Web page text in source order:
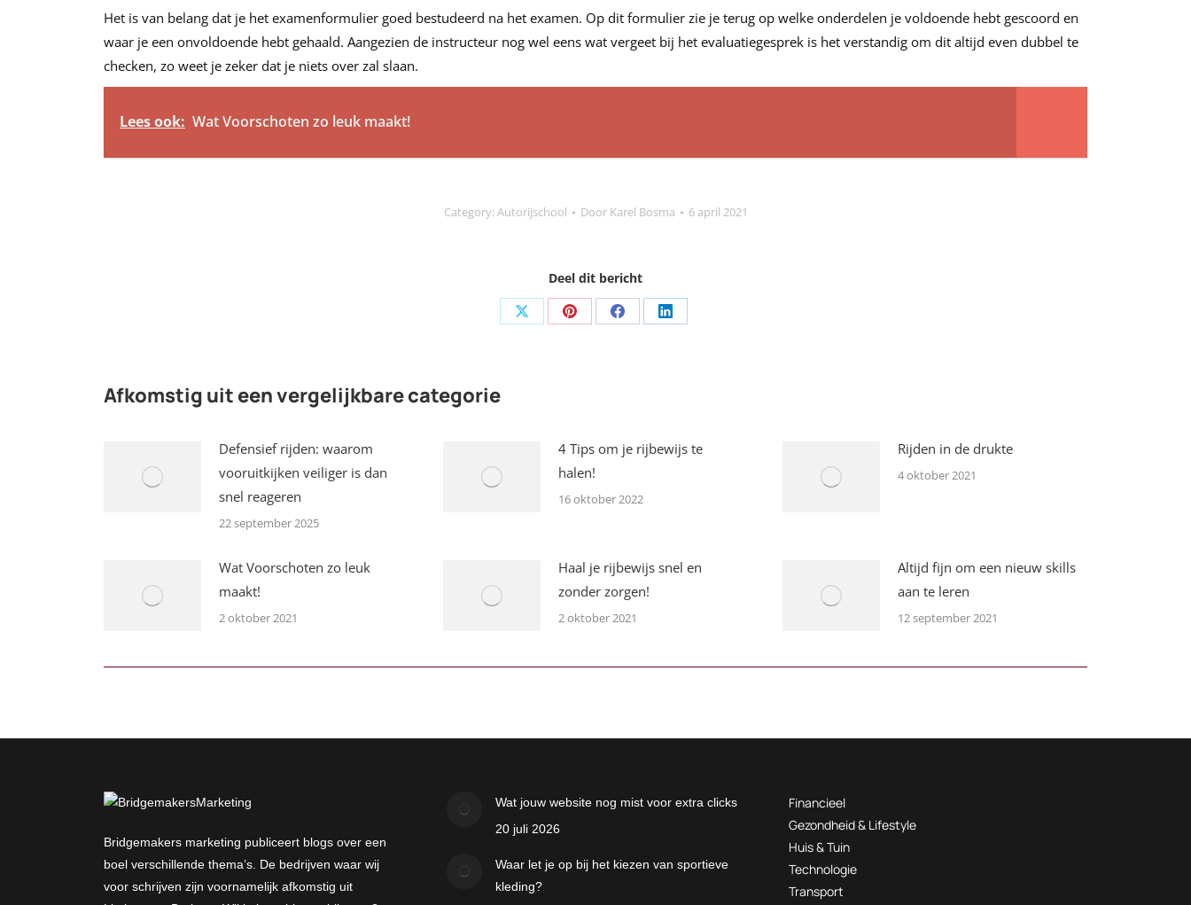
Het is van belang dat je het examenformulier goed bestudeerd na het examen. Op dit formulier zie je terug op welke onderdelen je voldoende hebt gescoord en
waar je een onvoldoende hebt gehaald. Aangezien de instructeur nog wel eens wat vergeet bij het evaluatiegesprek is het verstandig om dit altijd even dubbel te
checken, zo weet je zeker dat je niets over zal slaan.
Lees ook: Wat Voorschoten zo leuk maakt!
Category: Autorijschool Door Karel Bosma 6 april 2021
Deel dit bericht
Share Share Share Share
Afkomstig uit een vergelijkbare categorie
Defensief rijden: waarom
vooruitkijken veiliger is dan
snel reageren
22 september 2025
4 Tips om je rijbewijs te
halen!
16 oktober 2022
Rijden in de drukte
4 oktober 2021
Wat Voorschoten zo leuk
maakt!
2 oktober 2021
Haal je rijbewijs snel en
zonder zorgen!
2 oktober 2021
Altijd fijn om een nieuw skills
aan te leren
12 september 2021
Bridgemakers marketing publiceert blogs over een
boel verschillende thema’s. De bedrijven waar wij
voor schrijven zijn voornamelijk afkomstig uit
Wat jouw website nog mist voor extra clicks
20 juli 2026
Waar let je op bij het kiezen van sportieve
kleding?
Financieel
Gezondheid & Lifestyle
Huis & Tuin
Technologie
Transport